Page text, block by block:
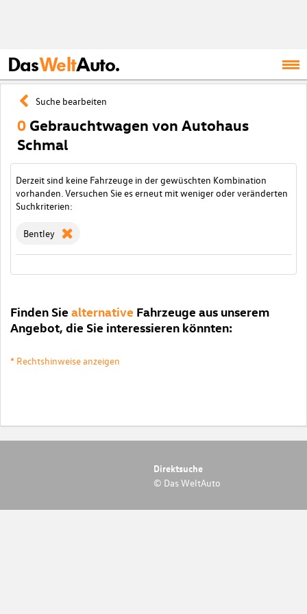
DasWeltAuto.
Suche bearbeiten
0 Gebrauchtwagen von Autohaus
Schmal
Derzeit sind keine Fahrzeuge in der gewüschten Kombination
vorhanden. Versuchen Sie es erneut mit weniger oder veränderten
Suchkriterien:
Bentley
Finden Sie alternative Fahrzeuge aus unserem
Angebot, die Sie interessieren könnten:
* Rechtshinweise anzeigen
Direktsuche
© Das WeltAuto